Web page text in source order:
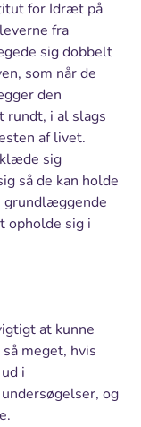
for Idræt på
fra
sig dobbelt
som når de
den
rundt, i al slags
af livet.
sig
så de kan holde
grundlæggende
opholde sig i
at kunne
meget, hvis
i
og